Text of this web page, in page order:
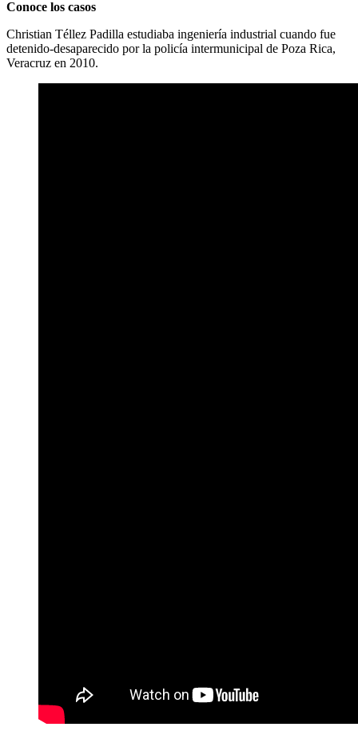
Conoce los casos
Christian Téllez Padilla estudiaba ingeniería industrial cuando fue
detenido-desaparecido por la policía intermunicipal de Poza Rica,
Veracruz en 2010.